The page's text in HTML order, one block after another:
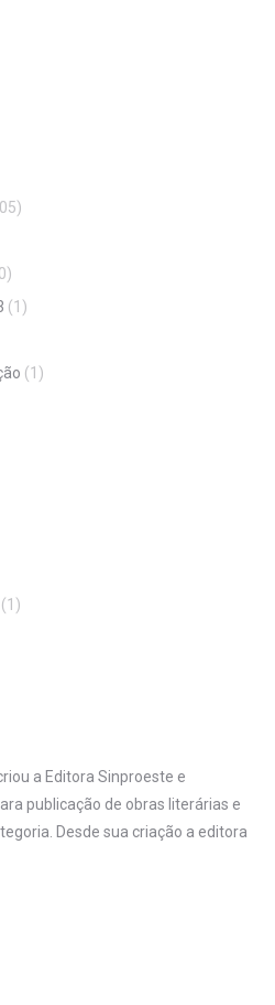
(1)
(1)
(1)
a Editora Sinproeste e
publicação de obras literárias e
Desde sua criação a editora